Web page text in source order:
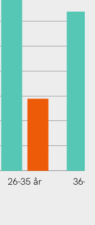
26-35 år 36-